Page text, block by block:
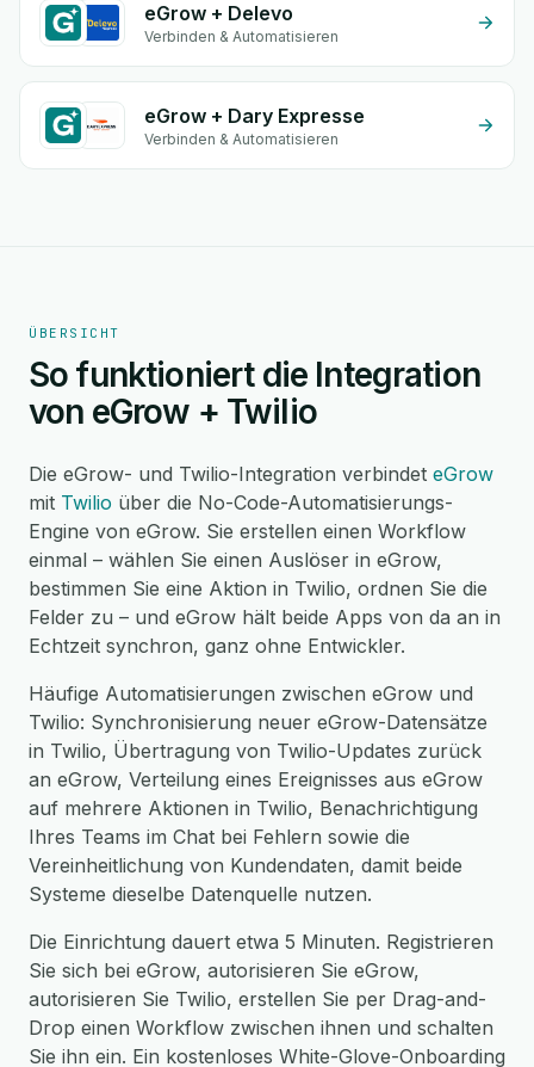
eGrow + Delevo
Verbinden & Automatisieren
eGrow + Dary Expresse
Verbinden & Automatisieren
ÜBERSICHT
So funktioniert die Integration
von eGrow + Twilio
Die eGrow- und Twilio-Integration verbindet eGrow
mit Twilio über die No-Code-Automatisierungs-
Engine von eGrow. Sie erstellen einen Workflow
einmal – wählen Sie einen Auslöser in eGrow,
bestimmen Sie eine Aktion in Twilio, ordnen Sie die
Felder zu – und eGrow hält beide Apps von da an in
Echtzeit synchron, ganz ohne Entwickler.
Häufige Automatisierungen zwischen eGrow und
Twilio: Synchronisierung neuer eGrow-Datensätze
in Twilio, Übertragung von Twilio-Updates zurück
an eGrow, Verteilung eines Ereignisses aus eGrow
auf mehrere Aktionen in Twilio, Benachrichtigung
Ihres Teams im Chat bei Fehlern sowie die
Vereinheitlichung von Kundendaten, damit beide
Systeme dieselbe Datenquelle nutzen.
Die Einrichtung dauert etwa 5 Minuten. Registrieren
Sie sich bei eGrow, autorisieren Sie eGrow,
autorisieren Sie Twilio, erstellen Sie per Drag-and-
Drop einen Workflow zwischen ihnen und schalten
Sie ihn ein. Ein kostenloses White-Glove-Onboarding